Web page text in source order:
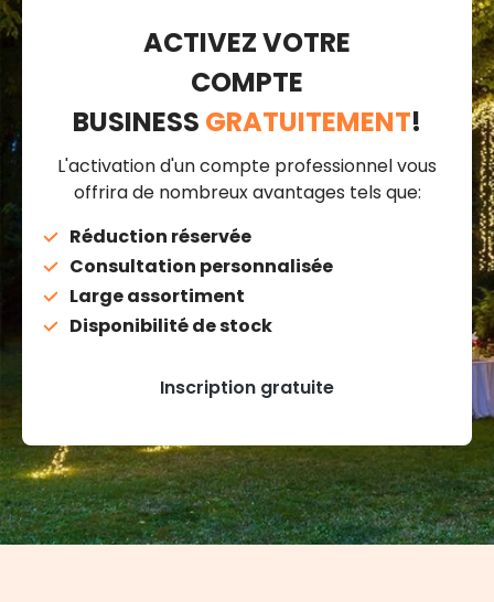
ACTIVEZ VOTRE
COMPTE
BUSINESS GRATUITEMENT!
L'activation d'un compte professionnel vous
offrira de nombreux avantages tels que:
Réduction réservée
Consultation personnalisée
Large assortiment
Disponibilité de stock
Inscription gratuite